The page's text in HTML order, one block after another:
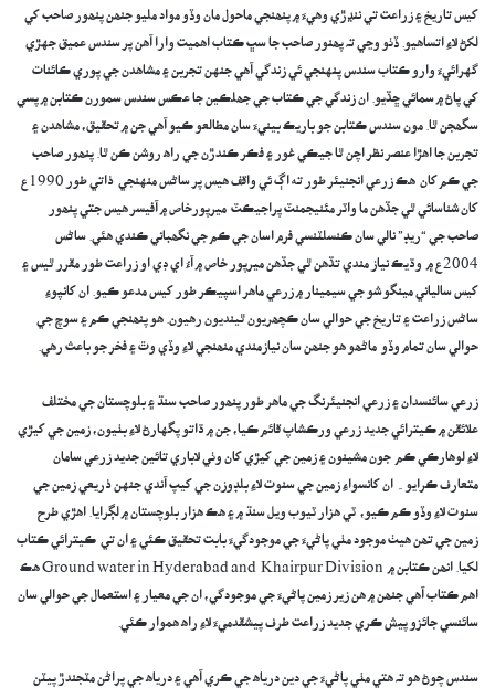
کيس تاريخ ۽ زراعت تي ننڍڙي وھيءَ ۾ پنھنجي ماحول مان وڏو مواد مليو جنھن پنھور صاحب کي
لکڻ لاءِ اتساھيو. ڏٺو وڃي تہ پھنور صاحب جا سڀ ڪتاب اھميت وارا آھن پر سندس عميق جهڙي
گهرائيءَ وارو ڪتاب سندس پنهنجي ئي زندگي آھي جنهن تجربن ۽ مشاھدن جي پوري ڪائنات
کي پاڻ ۾ سمائي ڇڏيو. ان زندگي جي ڪتاب جي جھلڪين جا عڪس سندس سمورن ڪتابن ۾ پسي
سگھجن ٿا. مون سندس ڪتابن جو باريڪ بينيءَ سان مطالعو ڪيو آھي جن ۾ تحقيق، مشاھدن ۽
تجربن جا اھڙا عنصر نظر اچن ٿا جيڪي غور ۽ فڪر ڪندڙن جي راھ روشن ڪن ٿا. پنھور صاحب
جي ڪم کان هڪ زرعي انجنيئر طور ته اڳ ئي واقف هيس پر ساڻس منهنجي ذاتي طور 1990ع
کان شناسائي ٿي جڏھن ما واٽر مئنيجمنٽ پراجيڪٽ ميرپورخاص ۾ آفيسر ھيس جتي پنھور
صاحب جي “ريڊ” نالي سان ڪنسلٽنسي فرم اسان جي ڪم جي نگھباني ڪندي ھئي. ساڻس
2004ع ۾ وڌيڪ نياز مندي تڏهن ٿي جڏھن ميرپور خاص ۾ آءُ اي ڊي او زراعت طور مقرر ٿيس ۽
کيس سالياني مينگو شو جي سيمينار ۾ زرعي ماھر اسپيڪر طور کيس مدعو ڪيو. ان کانپوءِ
ساڻس زراعت ۽ تاريخ جي حوالي سان ڪچھريون ٿينديون رھيون. ھو پنھنجي ڪم ۽ سوچ جي
حوالي سان تمام وڏو ماڻھو ھو جنھن سان نيازمندي منھنجي لاءِ وڏي وٿ ۽ فخر جو باعث رھي.
‎‎زرعي سائنسدان ۽ زرعي انجنيئرنگ جي ماھر طور پنھور صاحب سنڌ ۽ بلوچستان جي مختلف
علائقن ۾ ڪيترائي جديد زرعي ورڪشاپ قائم ڪيا، جن ۾ ڌاتو پگهارڻ لاءِ بٺيون، زمين جي کيڙي
لاءِ لوھارڪي ڪم جون مشينون ۽ زمين جي کيڙي کان وٺي لاباري تائين جديد زرعي سامان
متعارف ڪرايو۔ ان کانسواءِ زمين جي سنوت لاءِ بلڊوزن جي کيپ آندي جنهن ذريعي زمين جي
سنوت لاءِ وڏو ڪم ڪيو، ٽي ھزار ٽيوب ويل سنڌ ۾ ۽ ھڪ ھزار بلوچستان ۾ لڳرايا. اھڙي طرح
زمين جي تھن ھيٺ موجود مٺي پاڻيءَ جي موجودگيءَ بابت تحقيق ڪئي ۽ ان تي ڪيترائي ڪتاب
لکيا. انھن ڪتابن ۾ Ground water in Hyderabad and Khairpur Division ھڪ
اھم ڪتاب آهي جنھن ۾ ھن زير زمين پاڻيءَ جي موجودگي، ان جي معيار ۽ استعمال جي حوالي سان
سائنسي جائزو پيش ڪري جديد زراعت طرف پيشقدميءَ لاءِ راه هموار ڪئي.
‎سندس چوڻ ھو تہ ھتي مٺي پاڻيءَ جي دين درياھ جي ڪري آھي ۽ درياھ جي پراڻن مٽجندڙ پيٽن